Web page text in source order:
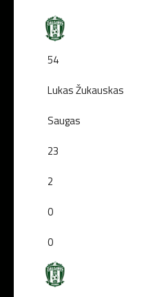
54
Lukas Žukauskas
Saugas
23
2
0
0